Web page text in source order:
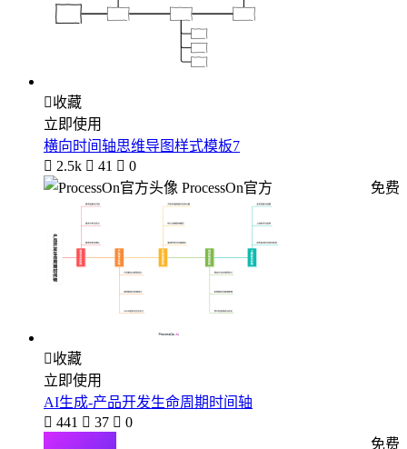
收藏
立即使用
横向时间轴思维导图样式模板7
 2.5k  41  0
ProcessOn官方
免费
收藏
立即使用
AI生成-产品开发生命周期时间轴
 441  37  0
免费